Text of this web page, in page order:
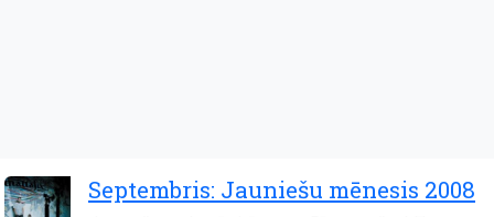
Septembris: Jauniešu mēnesis 2008